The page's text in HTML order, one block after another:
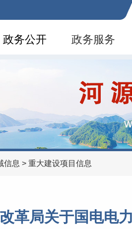
政务公开 政务服务
信息 > 重大建设项目信息
革局关于国电电